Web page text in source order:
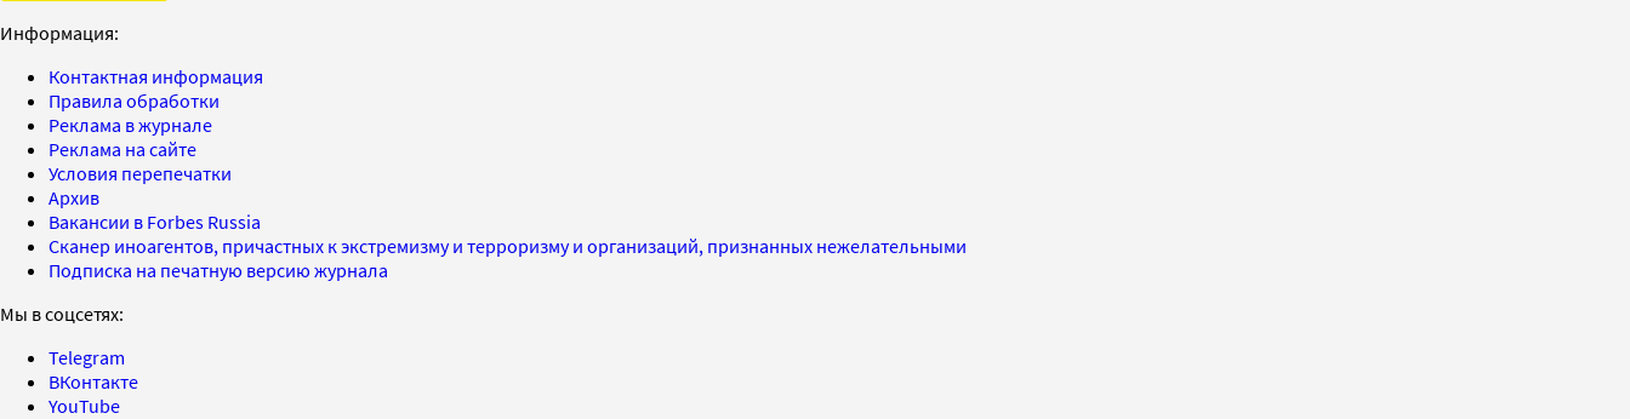
Информация:
Контактная информация
Правила обработки
Реклама в журнале
Реклама на сайте
Условия перепечатки
Архив
Вакансии в Forbes Russia
Сканер иноагентов, причастных к экстремизму и терроризму и организаций, признанных нежелательными
Подписка на печатную версию журнала
Мы в соцсетях:
Telegram
ВКонтакте
YouTube